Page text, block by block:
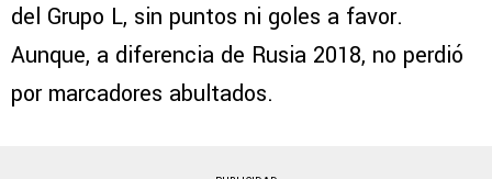
del Grupo L, sin puntos ni goles a favor.
Aunque, a diferencia de Rusia 2018, no perdió
por marcadores abultados.